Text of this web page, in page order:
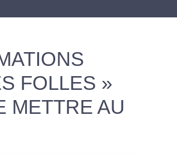
FOLLES »
METTRE AU